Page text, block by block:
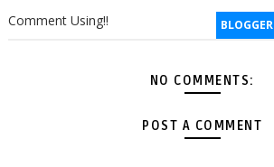
BLOGGER
Comment Using!!
NO COMMENTS:
POST A COMMENT